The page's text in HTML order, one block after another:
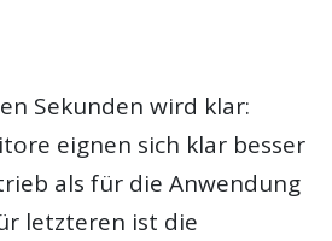
Sekunden wird klar:
eignen sich klar besser
als für die Anwendung
letzteren ist die